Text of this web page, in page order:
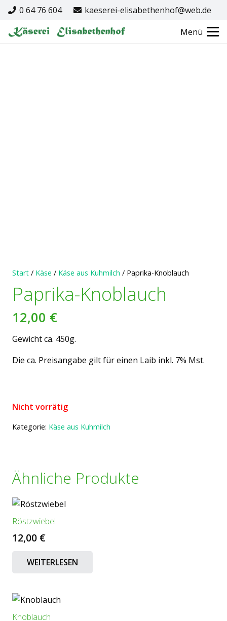
0 64 76 604
kaeserei-elisabethenhof@web.de
Menü
Start / Käse / Käse aus Kuhmilch / Paprika-Knoblauch
Paprika-Knoblauch
12,00 €
Gewicht ca. 450g.
Die ca. Preisangabe gilt für einen Laib inkl. 7% Mst.
Nicht vorrätig
Kategorie: Käse aus Kuhmilch
Ähnliche Produkte
Röstzwiebel
12,00 €
WEITERLESEN
Knoblauch